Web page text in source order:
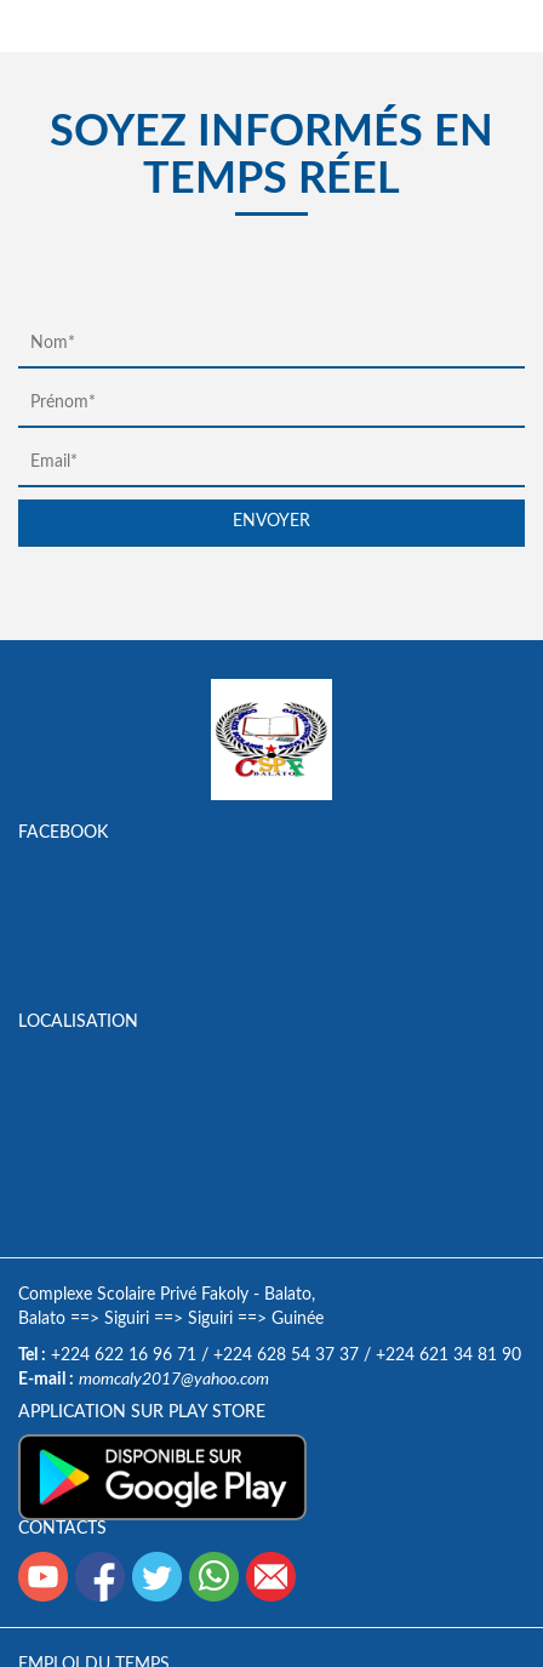
SOYEZ INFORMÉS EN
TEMPS RÉEL
FACEBOOK
LOCALISATION
Complexe Scolaire Privé Fakoly - Balato,
Balato ==> Siguiri ==> Siguiri ==> Guinée
Tel : +224 622 16 96 71 / +224 628 54 37 37 / +224 621 34 81 90
E-mail : momcaly2017@yahoo.com
APPLICATION SUR PLAY STORE
CONTACTS